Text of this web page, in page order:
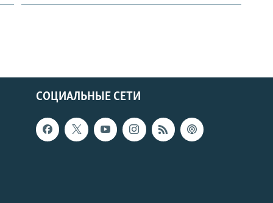
СОЦИАЛЬНЫЕ СЕТИ